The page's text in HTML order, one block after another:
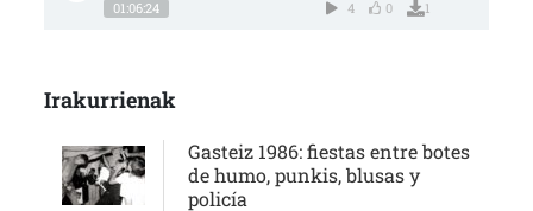
01:06:24 4 0 1
Irakurrienak
Gasteiz 1986: fiestas entre botes
de humo, punkis, blusas y
policía